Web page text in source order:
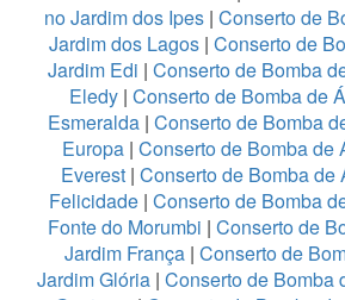
no Jardim dos Ipes | Conserto de
Jardim dos Lagos | Conserto de
Jardim Edi | Conserto de Bomba
Eledy| Conserto de Bomba de
Esmeralda| Conserto de Bomba
Europa | Conserto de Bomba de
Everest | Conserto de Bomba de
Felicidade| Conserto de Bomba
Fonte do Morumbi | Conserto de
Jardim França| Conserto de
Jardim Glória| Conserto de Bomba